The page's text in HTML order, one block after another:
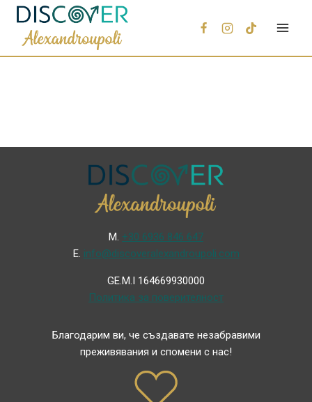
Μ. +30 6936 846 647
Ε. info@discoveralexandroupoli.com
GE.M.I 164669930000
Политика за поверителност
Благодарим ви, че създавате незабравими
преживявания и спомени с нас!